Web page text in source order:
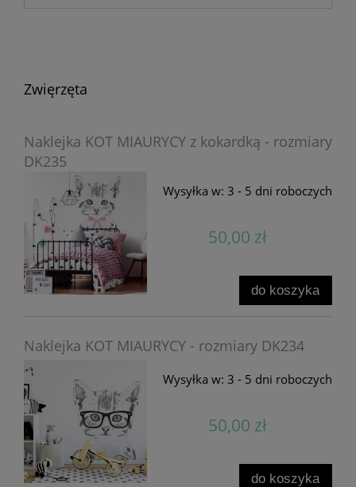
Zwięrzęta
Naklejka KOT MIAURYCY z kokardką - rozmiary
DK235
Wysyłka w: 3 - 5 dni roboczych
50,00 zł
do koszyka
Naklejka KOT MIAURYCY - rozmiary DK234
Wysyłka w: 3 - 5 dni roboczych
50,00 zł
do koszyka